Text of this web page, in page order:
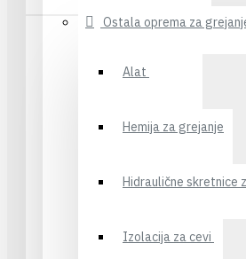
Ostala oprema za
Alat
Hemija za grejanje
Hidraulične skretnice
Izolacija za cevi